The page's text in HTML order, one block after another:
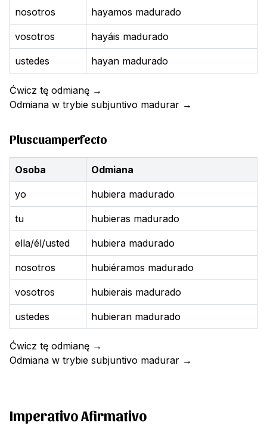
nosotros hayamos madurado
vosotros hayáis madurado
ustedes hayan madurado
Ćwicz tę odmianę →
Odmiana w trybie subjuntivo madurar →
Pluscuamperfecto
Osoba Odmiana
yo hubiera madurado
tu hubieras madurado
ella/él/usted hubiera madurado
nosotros hubiéramos madurado
vosotros hubierais madurado
ustedes hubieran madurado
Ćwicz tę odmianę →
Odmiana w trybie subjuntivo madurar →
Imperativo Afirmativo